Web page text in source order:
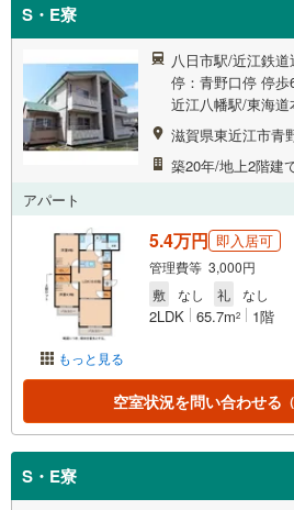
S・E寮
八日市駅/近江鉄
停：青野口停 停歩
近江八幡駅/東海道
滋賀県東近江市青
築20年/地上2階建
アパート
もっと見る
5.4万円 即入居可
管理費等 3,000円
敷
なし 礼 なし
2LDK 65.7m2 1階
空室状況を問い合わせる
S・E寮